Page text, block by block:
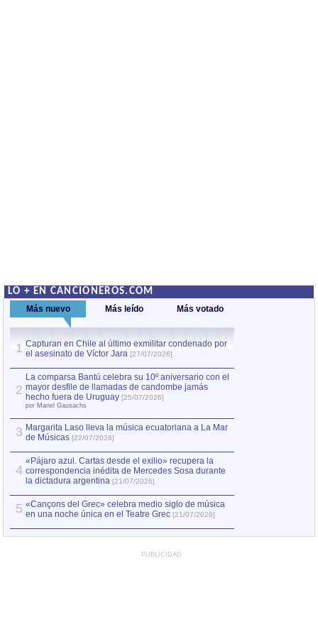
LO + EN CANCIONEROS.COM
Más nuevo Más leído Más votado
1 Capturan en Chile al último exmilitar condenado por
el asesinato de Víctor Jara [27/07/2026]
2
La comparsa Bantú celebra su 10º aniversario con el
mayor desfile de llamadas de candombe jamás
hecho fuera de Uruguay [25/07/2026]
por Manel Gausachs
3 Margarita Laso lleva la música ecuatoriana a La Mar
de Músicas [22/07/2026]
4
«Pájaro azul. Cartas desde el exilio» recupera la
correspondencia inédita de Mercedes Sosa durante
la dictadura argentina [21/07/2026]
5 «Cançons del Grec» celebra medio siglo de música
en una noche única en el Teatre Grec [21/07/2026]
PUBLICIDAD